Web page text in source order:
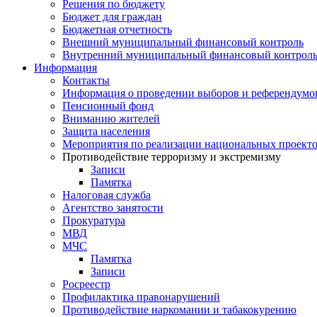
Решения по бюджету
Бюджет для граждан
Бюджетная отчетность
Внешний муниципальный финансовый контроль
Внутренний муниципальный финансовый контроль
Информация
Контакты
Информация о проведении выборов и
Пенсионный фонд
Вниманию жителей
Защита населения
Мероприятия по реализации национальных
Противодействие терроризму и экстремизму
Записи
Памятка
Налоговая служба
Агентство занятости
Прокуратура
МВД
МЧС
Памятка
Записи
Росреестр
Профилактика правонарушений
Противодействие наркомании и табакокурению